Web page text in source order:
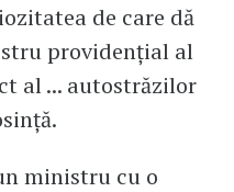
de care dă
providențial al
al ... autostrăzilor
ministru cu o